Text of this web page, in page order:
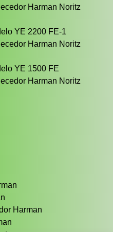
Harman Noritz
YE 2200 FE-1
Harman Noritz
YE 1500 FE
Harman Noritz
Harman